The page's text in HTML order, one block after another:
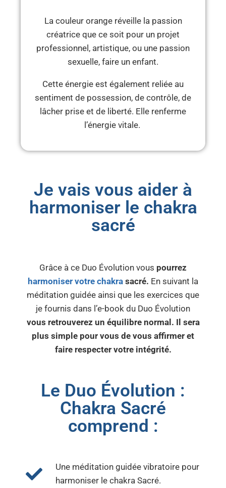
La couleur orange réveille la passion
créatrice que ce soit pour un projet
professionnel, artistique, ou une passion
sexuelle, faire un enfant.
Cette énergie est également reliée au
sentiment de possession, de contrôle, de
lâcher prise et de liberté. Elle renferme
l’énergie vitale.
Je vais vous aider à
harmoniser le chakra
sacré
Grâce à ce Duo Évolution vous pourrez
harmoniser votre chakra sacré. En suivant la
méditation guidée ainsi que les exercices que
je fournis dans l’e-book du Duo Évolution
vous retrouverez un équilibre normal. Il sera
plus simple pour vous de vous affirmer et
faire respecter votre intégrité.
Le Duo Évolution :
Chakra Sacré
comprend :
Une méditation guidée vibratoire pour
harmoniser le chakra Sacré.